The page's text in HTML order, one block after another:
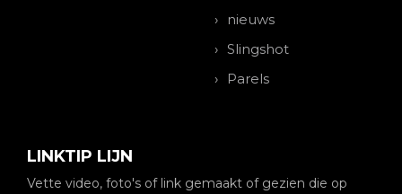
nieuws
Slingshot
Parels
LINKTIP LIJN
Vette video, foto's of link gemaakt of gezien die op